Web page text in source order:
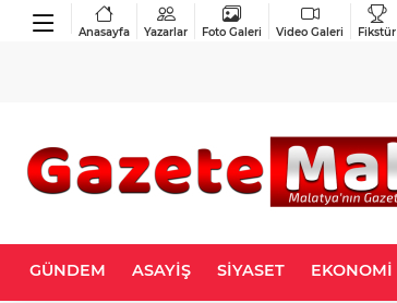
Anasayfa Yazarlar Foto Galeri Video Galeri Fikstür
GÜNDEM ASAYİŞ SİYASET EKONOMİ